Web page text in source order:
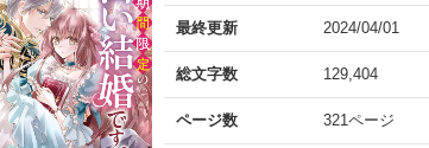
最終更新 2024/04/01
総文字数 129,404
ページ数 321ページ